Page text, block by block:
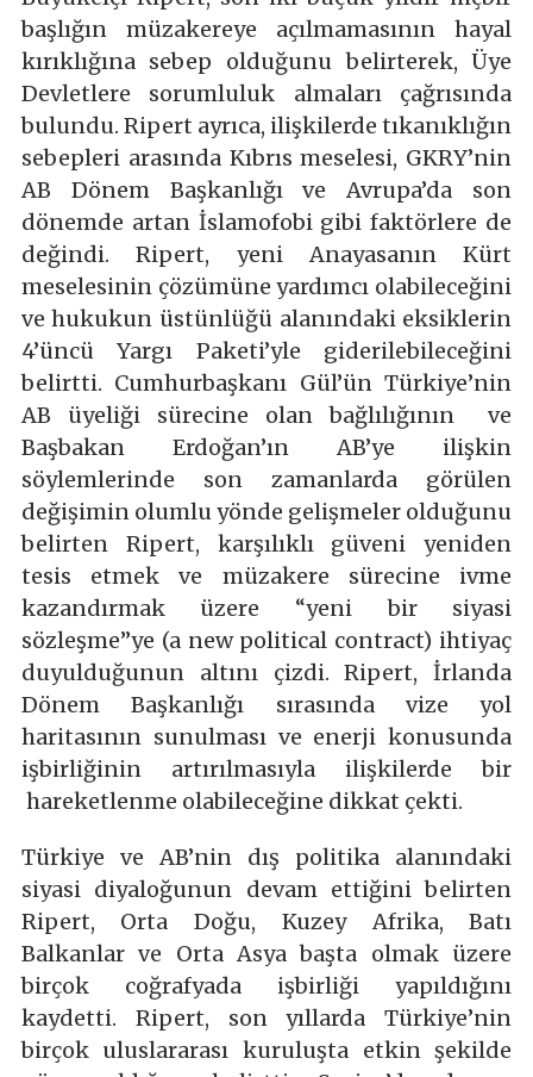
başlığın müzakereye açılmamasının hayal
kırıklığına sebep olduğunu belirterek, Üye
Devletlere sorumluluk almaları çağrısında
bulundu. Ripert ayrıca, ilişkilerde tıkanıklığın
sebepleri arasında Kıbrıs meselesi, GKRY’nin
AB Dönem Başkanlığı ve Avrupa’da son
dönemde artan İslamofobi gibi faktörlere de
değindi. Ripert, yeni Anayasanın Kürt
meselesinin çözümüne yardımcı olabileceğini
ve hukukun üstünlüğü alanındaki eksiklerin
4’üncü Yargı Paketi’yle giderilebileceğini
belirtti. Cumhurbaşkanı Gül’ün Türkiye’nin
AB üyeliği sürecine olan bağlılığının ve
Başbakan Erdoğan’ın AB’ye ilişkin
söylemlerinde son zamanlarda görülen
değişimin olumlu yönde gelişmeler olduğunu
belirten Ripert, karşılıklı güveni yeniden
tesis etmek ve müzakere sürecine ivme
kazandırmak üzere “yeni bir siyasi
sözleşme”ye (a new political contract) ihtiyaç
duyulduğunun altını çizdi. Ripert, İrlanda
Dönem Başkanlığı sırasında vize yol
haritasının sunulması ve enerji konusunda
işbirliğinin artırılmasıyla ilişkilerde bir
hareketlenme olabileceğine dikkat çekti.
Türkiye ve AB’nin dış politika alanındaki
siyasi diyaloğunun devam ettiğini belirten
Ripert, Orta Doğu, Kuzey Afrika, Batı
Balkanlar ve Orta Asya başta olmak üzere
birçok coğrafyada işbirliği yapıldığını
kaydetti. Ripert, son yıllarda Türkiye’nin
birçok uluslararası kuruluşta etkin şekilde